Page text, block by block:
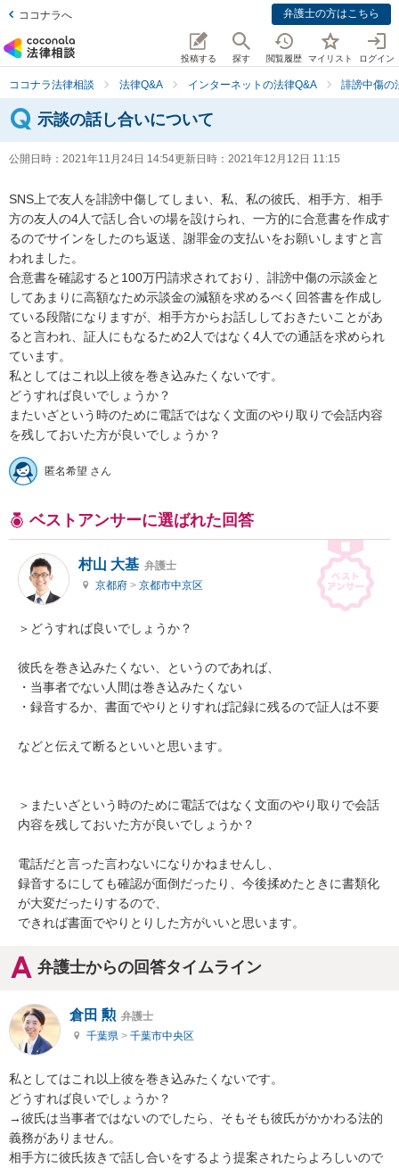
ココナラへ 弁護士の方はこちら
投稿する 探す 閲覧履歴 マイリスト ログイン
ココナラ法律相談 法律Q&A インターネットの法律Q&A 誹謗中傷の
示談の話し合いについて
公開日時： 2021年11月24日 14:54更新日時： 2021年12月12日 11:15
SNS上で友人を誹謗中傷してしまい、私、私の彼氏、相手方、相手
方の友人の4人で話し合いの場を設けられ、一方的に合意書を作成す
るのでサインをしたのち返送、謝罪金の支払いをお願いしますと言
われました。
合意書を確認すると100万円請求されており、誹謗中傷の示談金と
してあまりに高額なため示談金の減額を求めるべく回答書を作成し
ている段階になりますが、相手方からお話ししておきたいことがあ
ると言われ、証人にもなるため2人ではなく4人での通話を求められ
ています。
私としてはこれ以上彼を巻き込みたくないです。
どうすれば良いでしょうか？
またいざという時のために電話ではなく文面のやり取りで会話内容
を残しておいた方が良いでしょうか？
匿名希望 さん
ベストアンサーに選ばれた回答
村山 大基 弁護士
京都府 > 京都市中京区
＞どうすれば良いでしょうか？
彼氏を巻き込みたくない、というのであれば、
・当事者でない人間は巻き込みたくない
・録音するか、書面でやりとりすれば記録に残るので証人は不要
などと伝えて断るといいと思います。
＞またいざという時のために電話ではなく文面のやり取りで会話
内容を残しておいた方が良いでしょうか？
電話だと言った言わないになりかねませんし、
録音するにしても確認が面倒だったり、今後揉めたときに書類化
が大変だったりするので、
できれば書面でやりとりした方がいいと思います。
弁護士からの回答タイムライン
倉田 勲 弁護士
千葉県 > 千葉市中央区
私としてはこれ以上彼を巻き込みたくないです。
どうすれば良いでしょうか？
→彼氏は当事者ではないのでしたら、そもそも彼氏がかかわる法的
義務がありません。
相手方に彼氏抜きで話し合いをするよう提案されたらよろしいので